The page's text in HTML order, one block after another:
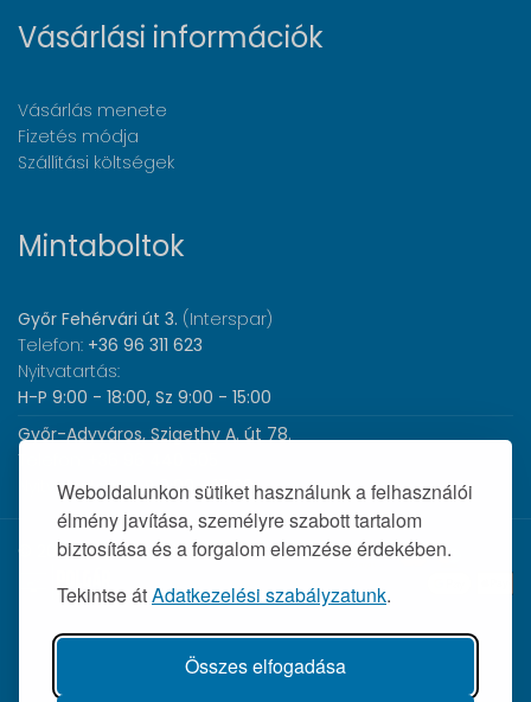
Weboldalunkon sütiket használunk a felhasználói
élmény javítása, személyre szabott tartalom
biztosítása és a forgalom elemzése érdekében.
Tekintse átAdatkezelési szabályzatunk.
Összes elfogadása
Vásárlási információk
Vásárlás menete
Fizetés módja
Szállítási költségek
Mintaboltok
Győr Fehérvári út 3. (Interspar)
Telefon: +36 96 311 623
Nyitvatartás:
H-P 9:00 - 18:00, Sz 9:00 - 15:00
Győr-Adyváros, Szigethy A. út 78.
Telefon:
Nyitvatartás:H-P 8:00 - 17:00
© 2026 Wolf Orvosi Műszer Kft. |